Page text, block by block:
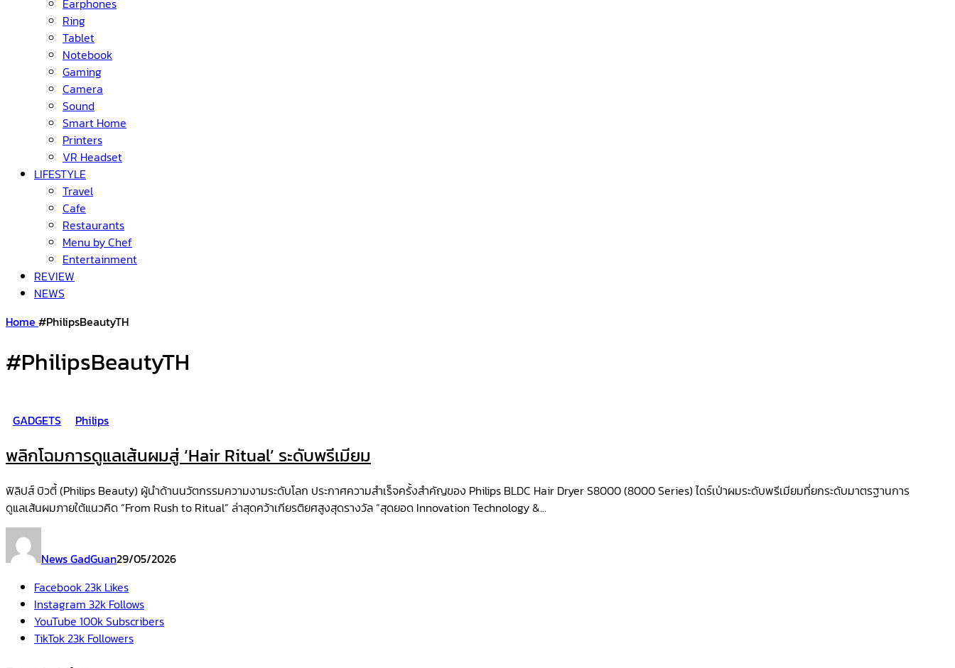
Earphones
Ring
Tablet
Notebook
Gaming
Camera
Sound
Smart Home
Printers
VR Headset
LIFESTYLE
Travel
Cafe
Restaurants
Menu by Chef
Entertainment
REVIEW
NEWS
Home #PhilipsBeautyTH
#PhilipsBeautyTH
GADGETS Philips
พลิกโฉมการดูแลเส้นผมสู่ ‘Hair Ritual’ ระดับพรีเมียม
ฟิลิปส์ บิวตี้ (Philips Beauty) ผู้นำด้านนวัตกรรมความงามระดับโลก ประกาศความสำเร็จครั้งสำคัญของ Philips BLDC Hair Dryer S8000 (8000 Series) ไดร์เป่าผมระดับพรีเมียมที่ยกระดับมาตรฐานการ
ดูแลเส้นผมภายใต้แนวคิด “From Rush to Ritual” ล่าสุดคว้าเกียรติยศสูงสุดรางวัล “สุดยอด Innovation Technology &...
News GadGuan29/05/2026
Facebook23k Likes
Instagram 32k Follows
YouTube 100kSubscribers
TikTok23k Followers